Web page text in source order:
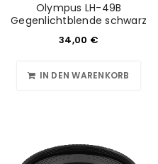
Olympus LH-49B
Gegenlichtblende schwarz
34,00 €
IN DEN WARENKORB